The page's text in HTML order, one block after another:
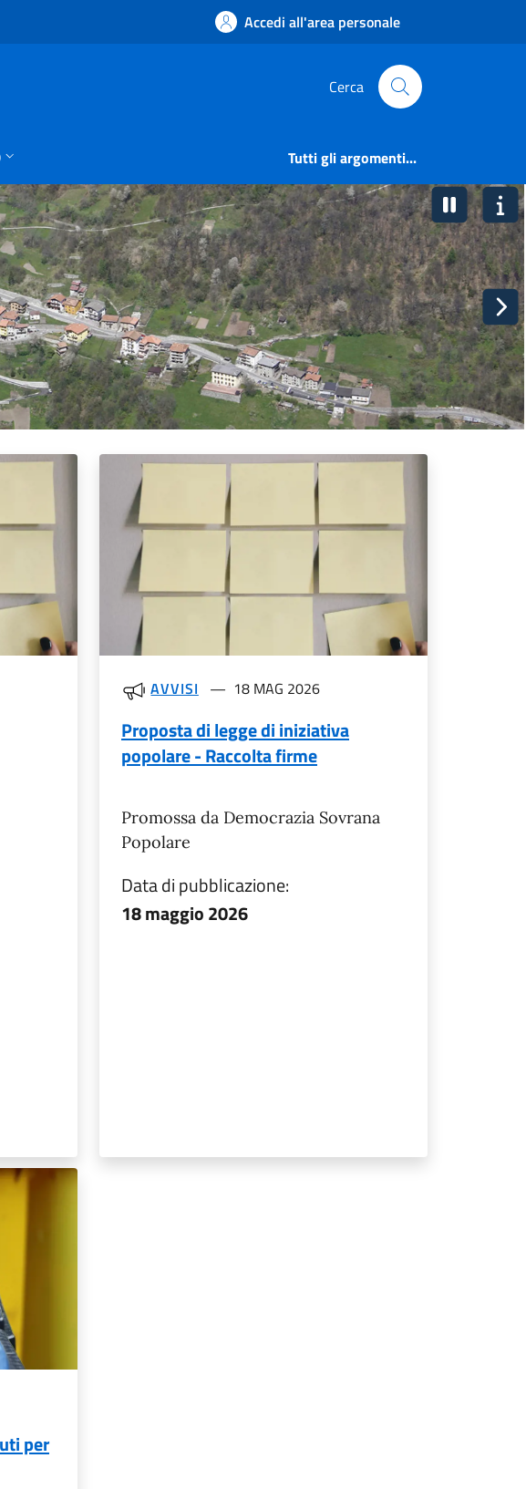
Accedi all'area personale
Cerca
Tutti gli argomenti...
pausa
AVVISI 18 MAG 2026
Proposta di legge di iniziativa
popolare - Raccolta firme
Promossa da Democrazia Sovrana
Popolare
Data di pubblicazione:
18 maggio 2026
per